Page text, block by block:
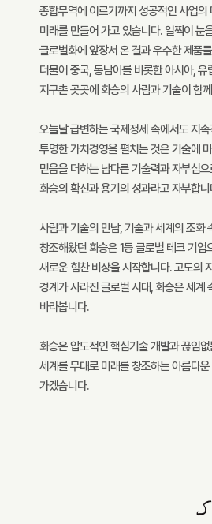
종합무역에 이르기까지 성공적인 사업의
미래를 만들어 가고 있습니다. 일찍이 눈
글로벌화에 앞장서 온 결과 우수한 제품
더불어 중국, 동남아를 비롯한 아시아, 유
지구촌 곳곳에 화승의 사람과 기술이 함
오늘날 급변하는 국제정세 속에서도 지
투명한 가치경영을 펼치는 것은 기술에
믿음을 더하는 남다른 기술력과 자부심
화승의 확신과 용기의 성과라고 자부합니
사람과 기술의 만남, 기술과 세계의 조화
창조해왔던 화승은 1등 글로벌 테크 기업
새로운 힘찬 비상을 시작합니다. 고도의
경계가 사라진 글로벌 시대, 화승은 세계
바라봅니다.
화승은 압도적인 핵심기술 개발과 끊임
세계를 무대로 미래를 창조하는 아름다
가겠습니다.